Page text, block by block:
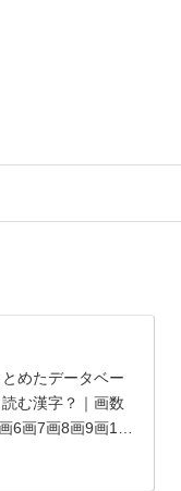
めたデータベー
む漢字？｜画数
6画7画8画9画10